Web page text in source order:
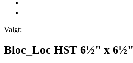
Valgt:
Bloc_Loc HST 6½" x 6½"